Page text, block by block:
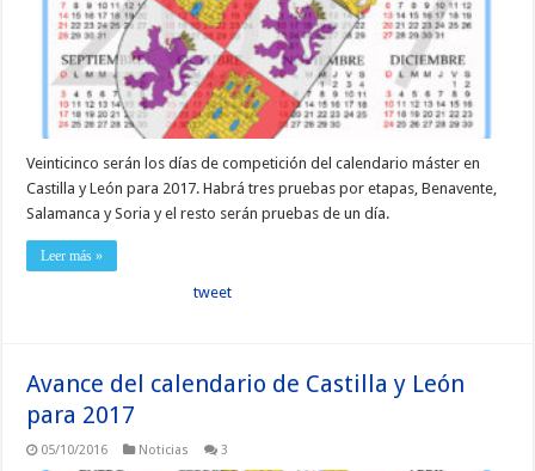
Veinticinco serán los días de competición del calendario máster en
Castilla y León para 2017. Habrá tres pruebas por etapas, Benavente,
Salamanca y Soria y el resto serán pruebas de un día.
Leer más »
tweet
Avance del calendario de Castilla y León
para 2017
05/10/2016 Noticias 3